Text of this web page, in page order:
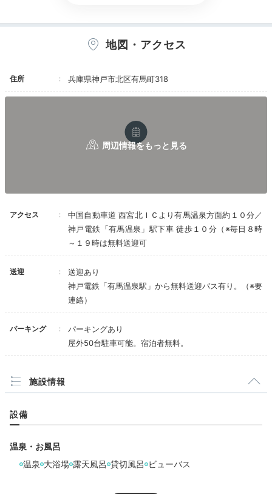
客室露天風呂一例①
紅葉を前に、心ゆくまで温泉浴を。信楽焼の湯船の風合
いも心地良く、気持ちが安らぎます。
窓を開け、涼しい風に吹かれて、紅葉を眺めながら入
浴。ずっと入っていたいくらい気持ち良かったです。
Dinner
たっぷり堪能
地図・アクセス
住所 兵庫県神戸市北区有馬町318
アクセス
中国自動車道 西宮北ＩＣより有馬温泉方面約１０分／
神戸電鉄「有馬温泉」駅下車 徒歩１０分（※毎日８時
～１９時は無料送迎可
送迎
送迎あり
神戸電鉄「有馬温泉駅」から無料送迎バス有り。（※要
連絡）
パーキング
パーキングあり
屋外50台駐車可能。宿泊者無料。
施設情報
設備
温泉・お風呂
温泉 大浴場 露天風呂 貸切風呂 ビューバス